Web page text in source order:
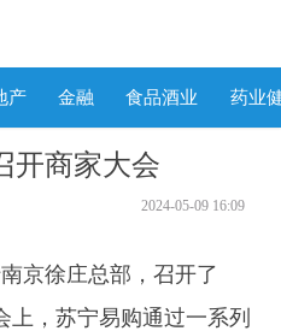
产 金融 食品酒业 药业
开商家大会
2024-05-09 16:09
京徐庄总部，召开了
上，苏宁易购通过一系列